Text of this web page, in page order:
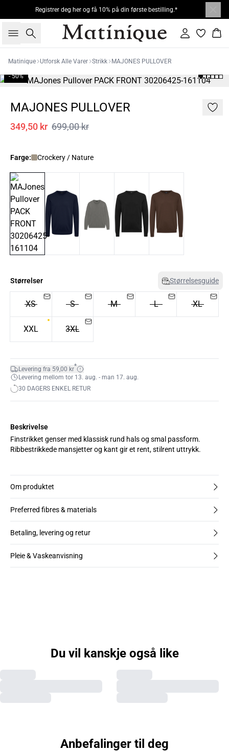
Registrer deg her og få 10% på din første bestilling.*
Søk Logg inn
Matinique Utforsk Alle Varer Strikk MAJONES PULLOVER
- 50%
MAJONES PULLOVER
349,50 kr 699,00 kr
Farge: Crockery / Nature
Størrelser Størrelsesguide
XS S M L XL
XXL 3XL
Levering fra 59,00 kr*
Levering mellom tor 13. aug. - man 17. aug.
30 DAGERS ENKEL RETUR
Beskrivelse
Finstrikket genser med klassisk rund hals og smal passform.
Ribbestrikkede mansjetter og kant gir et rent, stilrent uttrykk.
Om produktet
Preferred fibres & materials
Betaling, levering og retur
Pleie & Vaskeanvisning
Du vil kanskje også like
Anbefalinger til deg